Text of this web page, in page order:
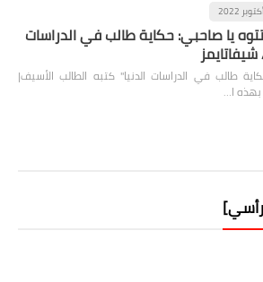
يا صاحبي: حكاية طالب في الدراسات
شيفاتايمز
طالب في الدراسات الدنيا" كتبه الطالب الأسيف|
بهذه ا…